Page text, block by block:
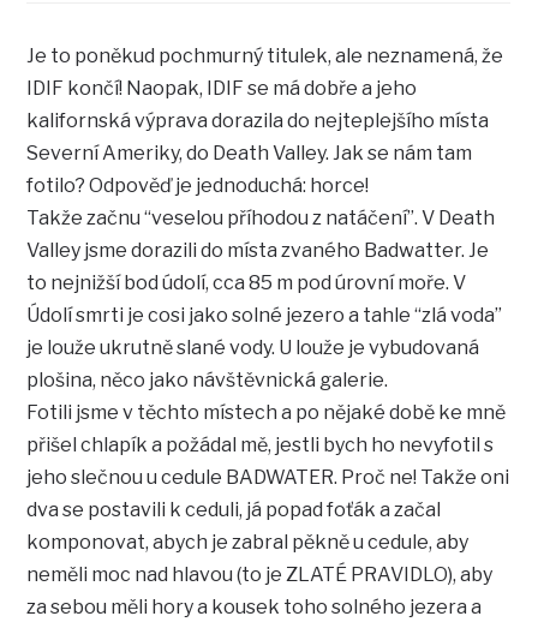
Je to poněkud pochmurný titulek, ale neznamená, že
IDIF končí! Naopak, IDIF se má dobře a jeho
kalifornská výprava dorazila do nejteplejšího místa
Severní Ameriky, do Death Valley. Jak se nám tam
fotilo? Odpověď je jednoduchá: horce!
Takže začnu “veselou příhodou z natáčení”. V Death
Valley jsme dorazili do místa zvaného Badwatter. Je
to nejnižší bod údolí, cca 85 m pod úrovní moře. V
Údolí smrti je cosi jako solné jezero a tahle “zlá voda”
je louže ukrutně slané vody. U louže je vybudovaná
plošina, něco jako návštěvnická galerie.
Fotili jsme v těchto místech a po nějaké době ke mně
přišel chlapík a požádal mě, jestli bych ho nevyfotil s
jeho slečnou u cedule BADWATER. Proč ne! Takže oni
dva se postavili k ceduli, já popad foťák a začal
komponovat, abych je zabral pěkně u cedule, aby
neměli moc nad hlavou (to je ZLATÉ PRAVIDLO), aby
za sebou měli hory a kousek toho solného jezera a